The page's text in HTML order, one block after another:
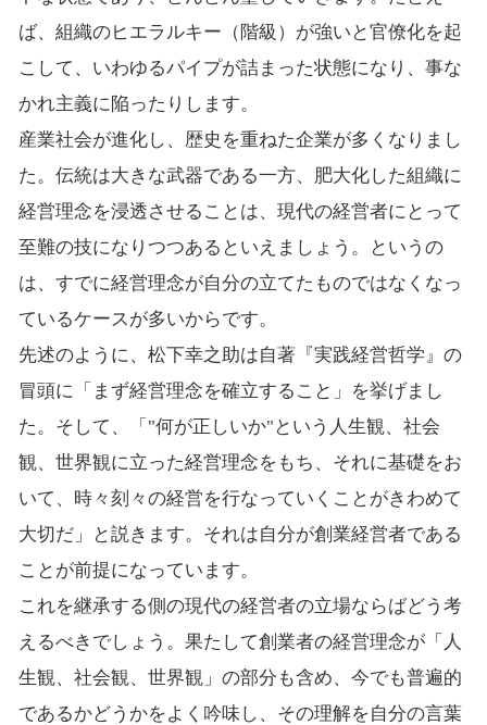
ば、組織のヒエラルキー（階級）が強いと官僚化を起
こして、いわゆるパイプが詰まった状態になり、事な
かれ主義に陥ったりします。
産業社会が進化し、歴史を重ねた企業が多くなりまし
た。伝統は大きな武器である一方、肥大化した組織に
経営理念を浸透させることは、現代の経営者にとって
至難の技になりつつあるといえましょう。というの
は、すでに経営理念が自分の立てたものではなくなっ
ているケースが多いからです。
先述のように、松下幸之助は自著『実践経営哲学』の
冒頭に「まず経営理念を確立すること」を挙げまし
た。そして、「"何が正しいか"という人生観、社会
観、世界観に立った経営理念をもち、それに基礎をお
いて、時々刻々の経営を行なっていくことがきわめて
大切だ」と説きます。それは自分が創業経営者である
ことが前提になっています。
これを継承する側の現代の経営者の立場ならばどう考
えるべきでしょう。果たして創業者の経営理念が「人
生観、社会観、世界観」の部分も含め、今でも普遍的
であるかどうかをよく吟味し、その理解を自分の言葉